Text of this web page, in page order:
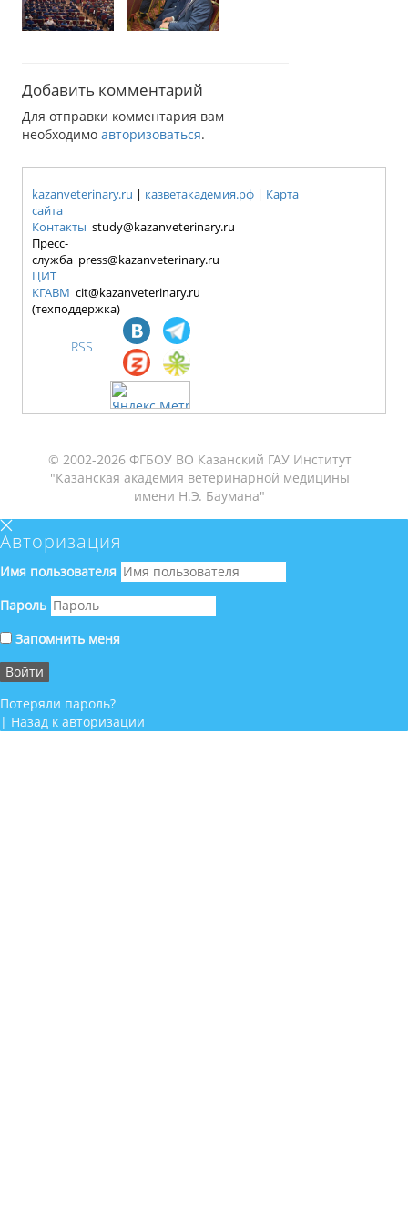
Добавить комментарий
Для отправки комментария вам
необходимо авторизоваться.
kazanveterinary.ru | казветакадемия.рф | Карта
сайта
Контакты study@kazanveterinary.ru
Пресс-
служба press@kazanveterinary.ru
ЦИТ
КГАВМ cit@kazanveterinary.ru
(техподдержка)
RSS
© 2002-2026 ФГБОУ ВО Казанский ГАУ Институт
"Казанская академия ветеринарной медицины
имени Н.Э. Баумана"
Авторизация
Имя пользователя
Пароль
Запомнить меня
Потеряли пароль?
| Назад к авторизации